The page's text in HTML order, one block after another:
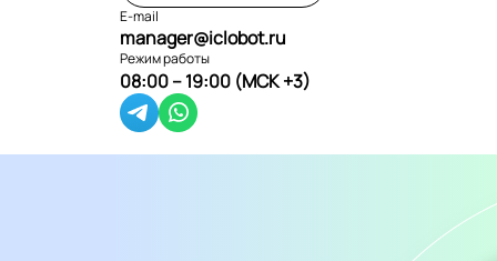
E-mail
manager@iclobot.ru
Режим работы
08:00 – 19:00 (МСК +3)